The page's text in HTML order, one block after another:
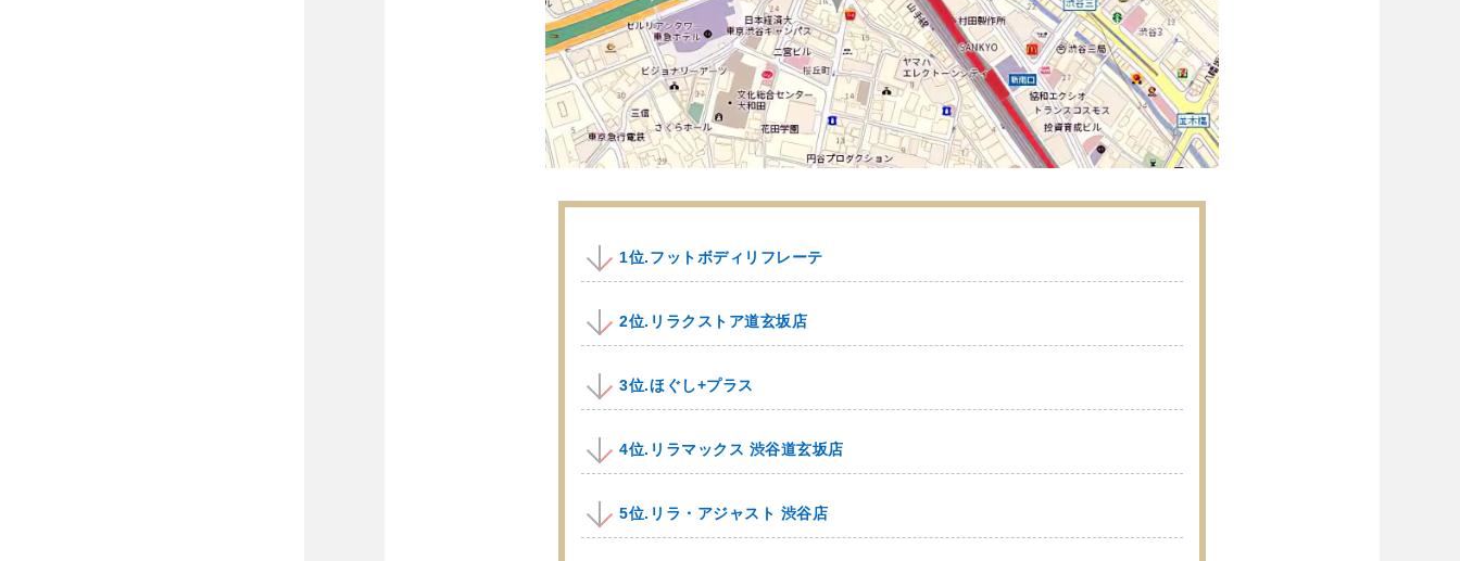
1位.フットボディリフレーテ
2位.リラクストア道玄坂店
3位.ほぐし+プラス
4位.リラマックス 渋谷道玄坂店
5位.リラ・アジャスト 渋谷店